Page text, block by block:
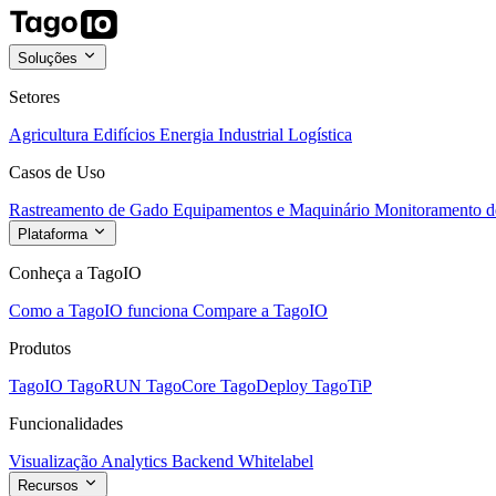
Soluções
Setores
Agricultura Edifícios Energia Industrial Logística
Casos de Uso
Rastreamento de Gado Equipamentos e Maquinário Monitoramento
Plataforma
Conheça a TagoIO
Como a TagoIO funciona Compare a TagoIO
Produtos
TagoIO TagoRUN TagoCore TagoDeploy TagoTiP
Funcionalidades
Visualização Analytics Backend Whitelabel
Recursos